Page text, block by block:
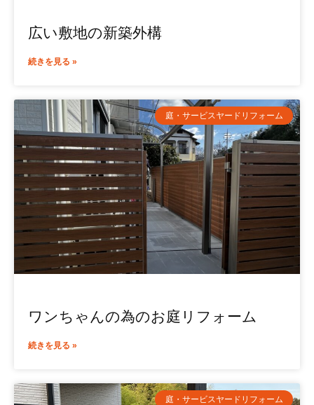
広い敷地の新築外構
続きを見る »
庭・サービスヤードリフォーム
ワンちゃんの為のお庭リフォーム
続きを見る »
庭・サービスヤードリフォーム